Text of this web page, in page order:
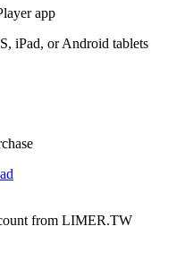
app
iPad, or Android tablets
from LIMER.TW